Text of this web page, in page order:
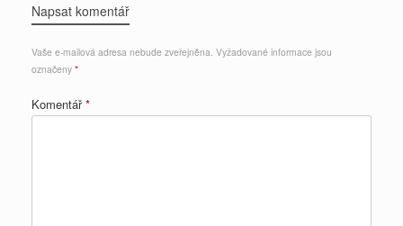
Napsat komentář
Vaše e-mailová adresa nebude zveřejněna. Vyžadované informace jsou
označeny *
Komentář*